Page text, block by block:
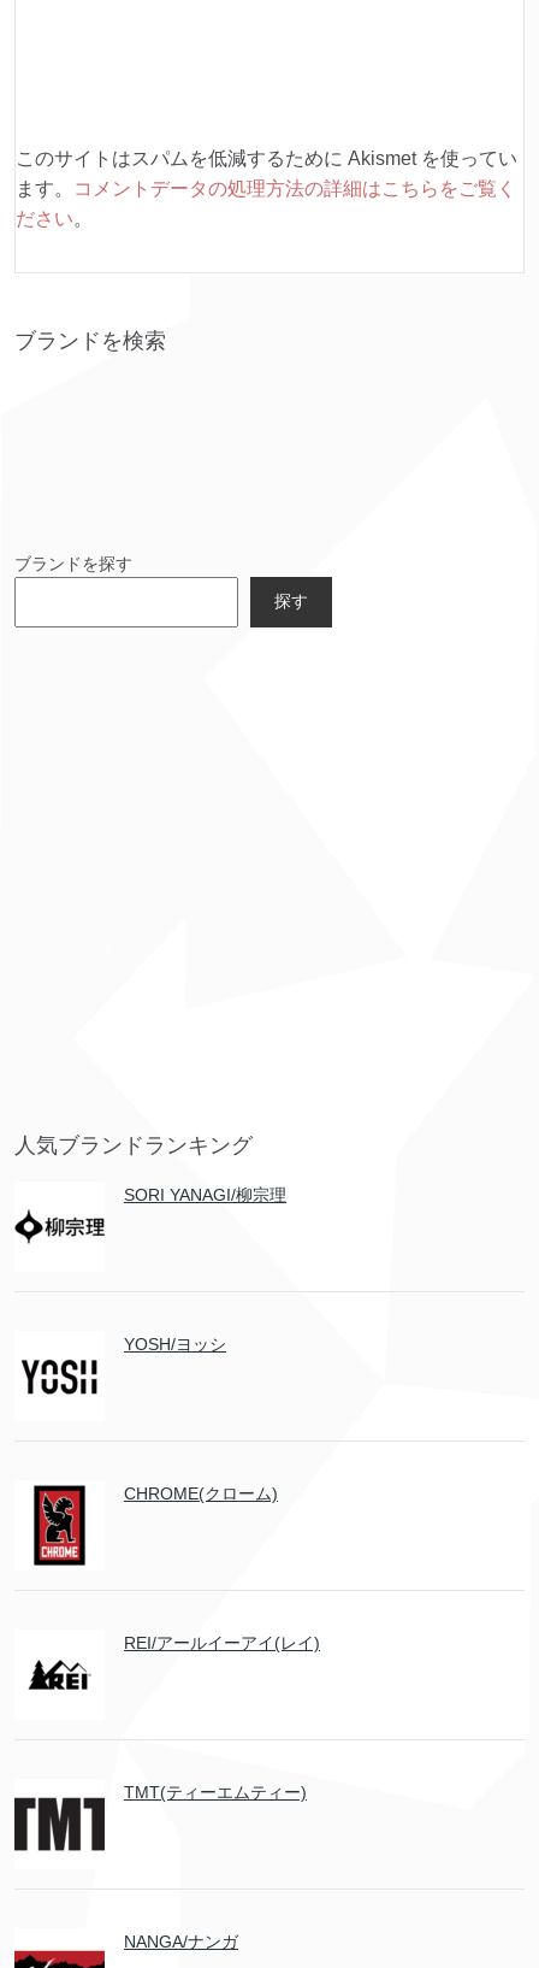
このサイトはスパムを低減するために Akismet を使ってい
ます。
コメントデータの処理方法の詳細はこちらをご覧く
ださい。
ブランドを検索
ブランドを探す
探す
人気ブランドランキング
SORI YANAGI/柳宗理
YOSH/ヨッシ
CHROME(クローム)
REI/アールイーアイ(レイ)
TMT(ティーエムティー)
NANGA/ナンガ